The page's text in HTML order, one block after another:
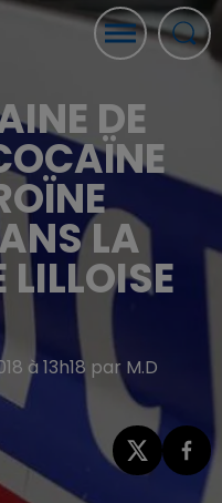
DE
LA
LILLOISE
à 13h18 par M.D